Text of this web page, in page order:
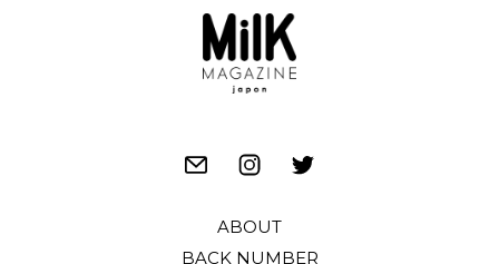
ABOUT
BACK NUMBER